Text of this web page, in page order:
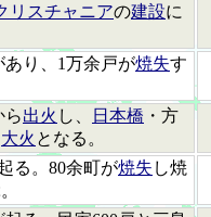
リスチャニアの建設に
あり、1万余戸が焼失す
ら出火 し、 日本橋 ・方
大火 となる。
る。80余町が焼失 し焼